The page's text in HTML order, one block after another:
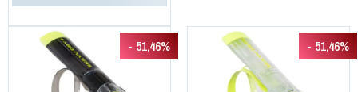
- 51,46% - 51,46%